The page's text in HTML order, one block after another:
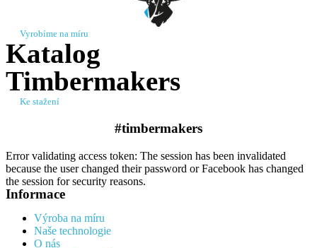
Vyrobíme na míru
Katalog
Timbermakers
Ke stažení
#timbermakers​
Error validating access token: The session has been invalidated
because the user changed their password or Facebook has changed
the session for security reasons.
Informace
Výroba na míru
Naše technologie
O nás